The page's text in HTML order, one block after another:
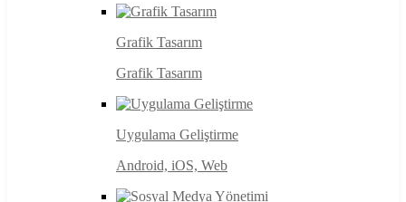
Grafik Tasarım
Grafik Tasarım
Uygulama Geliştirme
Android, iOS, Web